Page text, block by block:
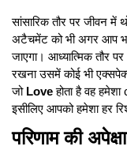
सांसारिक तौर पर जीवन
अटैचमेंट को भी अगर आप
जाएगा। आध्यात्मिक तौर
रखना उसमें कोई भी
जो Loveहोता है वह
इसीलिए आपको हमेशा हर
परिणाम की